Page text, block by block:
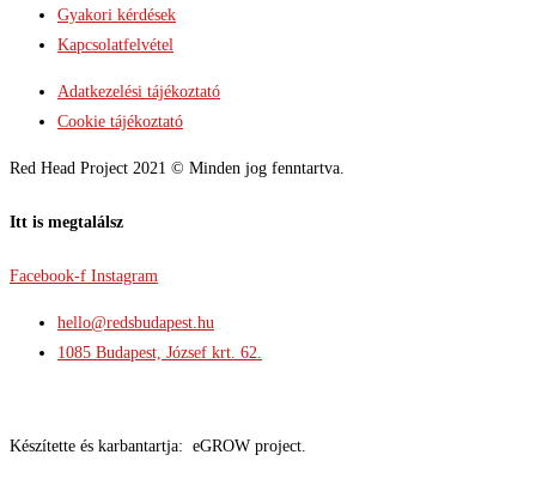
Gyakori kérdések
Kapcsolatfelvétel
Adatkezelési tájékoztató
Cookie tájékoztató
Red Head Project 2021 © Minden jog fenntartva.
Itt is megtalálsz
Facebook-f Instagram
hello@redsbudapest.hu
1085 Budapest, József krt. 62.
Készítette és karbantartja: eGROW project.